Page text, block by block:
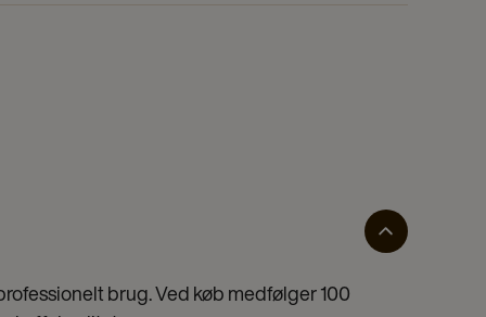
brug. Ved køb medfølger 100